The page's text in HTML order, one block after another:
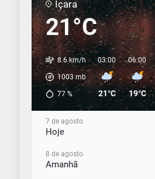
Içara
21°C
8.6 km/h
1003 mb
77%
03:00
21°C
06:00
19°C
7 de agosto
Hoje
8 de agosto
Amanhã